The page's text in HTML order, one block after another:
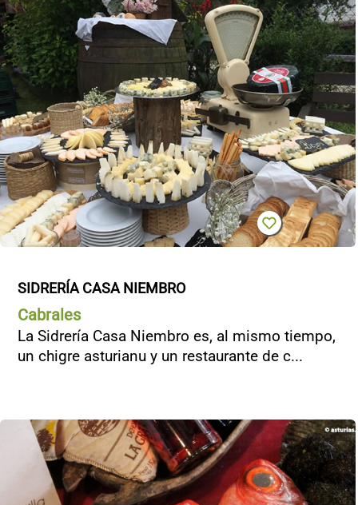
SIDRERÍA CASA NIEMBRO
Cabrales
La Sidrería Casa Niembro es, al mismo tiempo,
un chigre asturianu y un restaurante de c...